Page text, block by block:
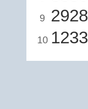
9 2928
10 1233